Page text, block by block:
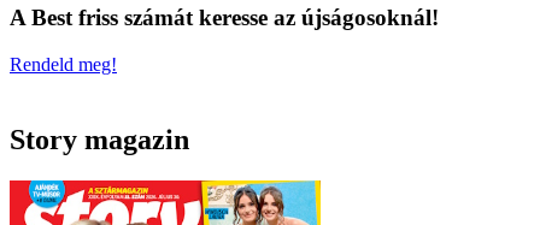
A Best friss számát keresse az újságosoknál!
Rendeld meg!
Story magazin